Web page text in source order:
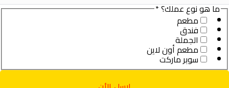
ما هو نوع عملك؟*
مطعم
فندق
الجملة
مطعم أون لاين
سوبر ماركت